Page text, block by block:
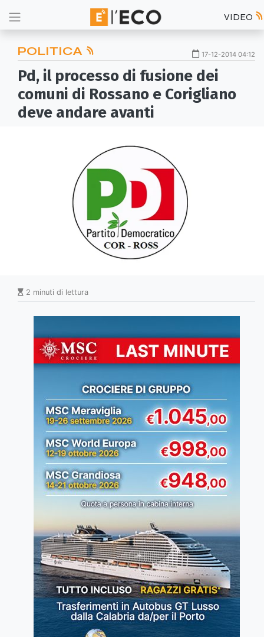
VIDEO
POLITICA 17-12-2014 04:12
Pd, il processo di fusione dei
comuni di Rossano e Corigliano
deve andare avanti
2 minuti di lettura